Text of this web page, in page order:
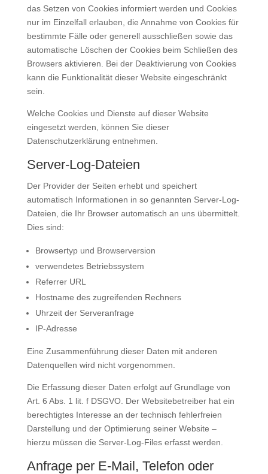
das Setzen von Cookies informiert werden und Cookies
nur im Einzelfall erlauben, die Annahme von Cookies für
bestimmte Fälle oder generell ausschließen sowie das
automatische Löschen der Cookies beim Schließen des
Browsers aktivieren. Bei der Deaktivierung von Cookies
kann die Funktionalität dieser Website eingeschränkt
sein.
Welche Cookies und Dienste auf dieser Website
eingesetzt werden, können Sie dieser
Datenschutzerklärung entnehmen.
Server-Log-Dateien
Der Provider der Seiten erhebt und speichert
automatisch Informationen in so genannten Server-Log-
Dateien, die Ihr Browser automatisch an uns übermittelt.
Dies sind:
Browsertyp und Browserversion
verwendetes Betriebssystem
Referrer URL
Hostname des zugreifenden Rechners
Uhrzeit der Serveranfrage
IP-Adresse
Eine Zusammenführung dieser Daten mit anderen
Datenquellen wird nicht vorgenommen.
Die Erfassung dieser Daten erfolgt auf Grundlage von
Art. 6 Abs. 1 lit. f DSGVO. Der Websitebetreiber hat ein
berechtigtes Interesse an der technisch fehlerfreien
Darstellung und der Optimierung seiner Website –
hierzu müssen die Server-Log-Files erfasst werden.
Anfrage per E-Mail, Telefon oder